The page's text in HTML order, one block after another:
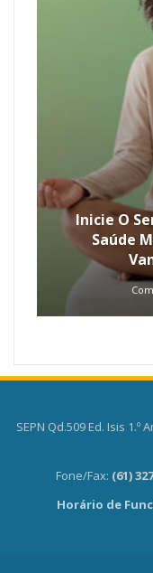
Inicie O
Saúde
SEPN Qd.509 Ed. Isis 1.º
Fone/Fax: (61)
Horário de